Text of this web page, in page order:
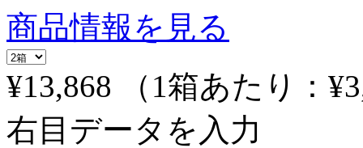
商品情報を見る
¥13,868
（1箱あたり：
右目データを入力